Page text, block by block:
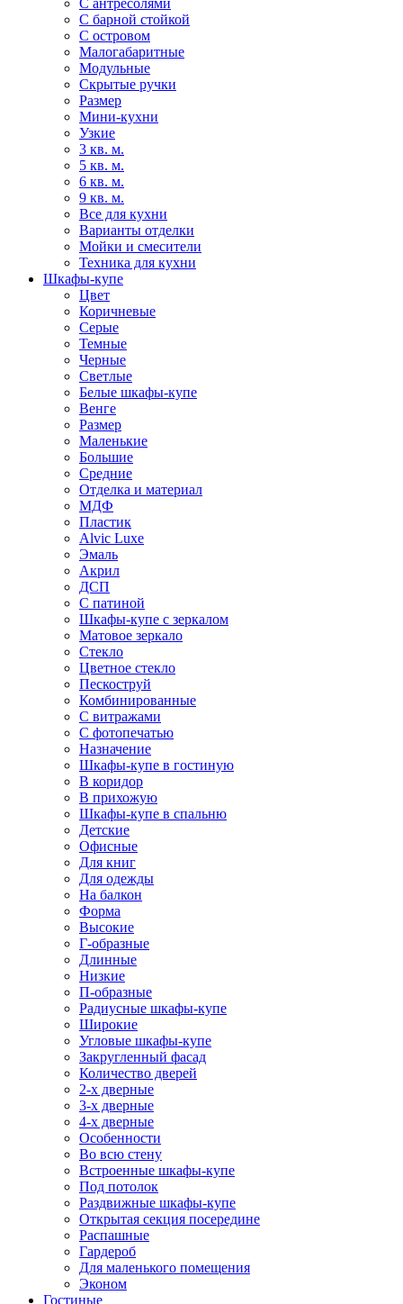
С антресолями
С барной стойкой
С островом
Малогабаритные
Модульные
Скрытые ручки
Размер
Мини-кухни
Узкие
3 кв. м.
5 кв. м.
6 кв. м.
9 кв. м.
Все для кухни
Варианты отделки
Мойки и смесители
Техника для кухни
Шкафы-купе
Цвет
Коричневые
Серые
Темные
Черные
Светлые
Белые шкафы-купе
Венге
Размер
Маленькие
Большие
Средние
Отделка и материал
МДФ
Пластик
Alvic Luxe
Эмаль
Акрил
ДСП
С патиной
Шкафы-купе с зеркалом
Матовое зеркало
Стекло
Цветное стекло
Пескоструй
Комбинированные
С витражами
С фотопечатью
Назначение
Шкафы-купе в гостиную
В коридор
В прихожую
Шкафы-купе в спальню
Детские
Офисные
Для книг
Для одежды
На балкон
Форма
Высокие
Г-образные
Длинные
Низкие
П-образные
Радиусные шкафы-купе
Широкие
Угловые шкафы-купе
Закругленный фасад
Количество дверей
2-х дверные
3-х дверные
4-х дверные
Особенности
Во всю стену
Встроенные шкафы-купе
Под потолок
Раздвижные шкафы-купе
Открытая секция посередине
Распашные
Гардероб
Для маленького помещения
Эконом
Гостиные